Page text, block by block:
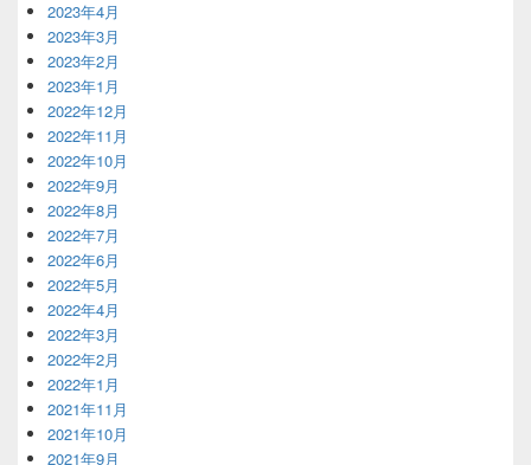
2023年4月
2023年3月
2023年2月
2023年1月
2022年12月
2022年11月
2022年10月
2022年9月
2022年8月
2022年7月
2022年6月
2022年5月
2022年4月
2022年3月
2022年2月
2022年1月
2021年11月
2021年10月
2021年9月